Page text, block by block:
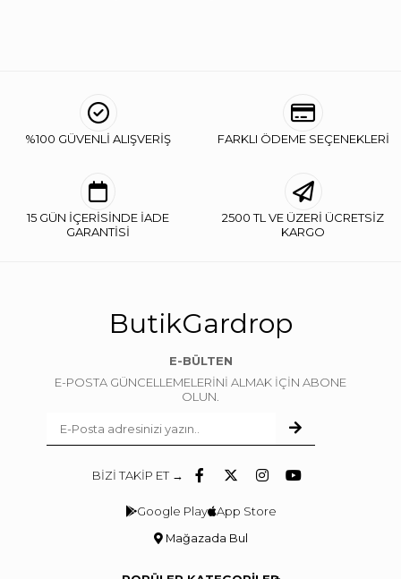
%100 GÜVENLİ ALIŞVERİŞ FARKLI ÖDEME SEÇENEKLERİ
15 GÜN İÇERİSİNDE İADE
GARANTİSİ
2500 TL VE ÜZERİ ÜCRETSİZ
KARGO
ButikGardrop
E-BÜLTEN
E-POSTA GÜNCELLEMELERİNİ ALMAK İÇİN ABONE
OLUN.
BİZİ TAKİP ET →
Google Play App Store
Mağazada Bul